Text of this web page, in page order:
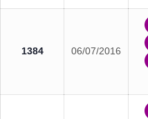
1384 06/07/2016